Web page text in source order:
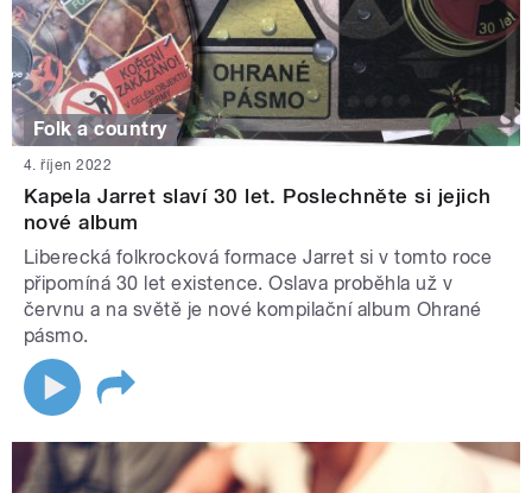
Folk a country
4. říjen 2022
Kapela Jarret slaví 30 let. Poslechněte si jejich
nové album
Liberecká folkrocková formace Jarret si v tomto roce
připomíná 30 let existence. Oslava proběhla už v
červnu a na světě je nové kompilační album Ohrané
pásmo.